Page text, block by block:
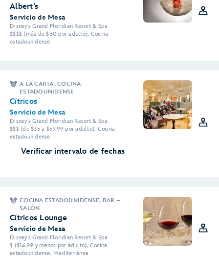
Albert’s
Servicio de Mesa
Disney's Grand Floridian Resort & Spa
$$$$ (más de $60 por adulto), Cocina
estadounidense
A LA CARTA, COCINA
ESTADOUNIDENSE
Cítricos
Servicio de Mesa
Disney's Grand Floridian Resort & Spa
$$$ (de $35 a $59.99 por adulto), Cocina
estadounidense
Verificar intervalo de fechas
COCINA ESTADOUNIDENSE, BAR –
SALÓN
Cítricos Lounge
Servicio de Mesa
Disney's Grand Floridian Resort & Spa
$ ($14.99 y menos por adulto), Cocina
estadounidense, Mediterránea